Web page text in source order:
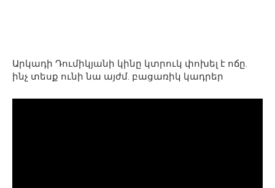
Արկադի Դումիկյանի կինը կտրուկ փոխել է ոճը.
ինչ տեսք ունի նա այժմ. բացառիկ կադրեր